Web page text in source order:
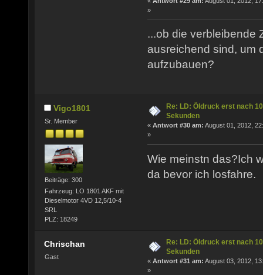
»
...ob die verbleibende
ausreichend sind, um
aufzubauen?
Vigo1801
Sr. Member
Beiträge: 300
Fahrzeug: LO 1801 AKF mit
Dieselmotor 4VD 12,5/10-4
SRL
PLZ: 18249
Re: LD: Öldruck erst nach 10
Sekunden
« Antwort #30 am: August 01, 2012,
»
Wie meinstn das?Ich
da bevor ich losfahre.
Chrischan
Gast
Re: LD: Öldruck erst nach 10
Sekunden
« Antwort #31 am: August 03, 2012,
»